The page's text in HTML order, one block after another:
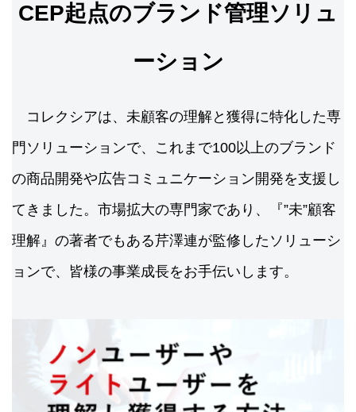
CEP起点のブランド管理ソリュ
ーション
コレクシアは、未顧客の理解と獲得に特化した専
門ソリューションで、これまで100以上のブランド
の商品開発や広告コミュニケーション開発を支援し
てきました。市場拡大の専門家であり、『”未”顧客
理解』の著者でもある芹澤連が監修したソリューシ
ョンで、皆様の事業成長をお手伝いします。